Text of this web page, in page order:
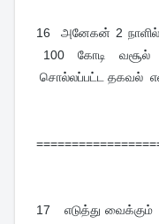
16 அனேகன் 2
100 கோடி வசூல்
சொல்லப்பட்ட தகவல்
17 எடுத்து